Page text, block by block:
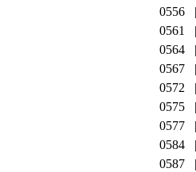
0556
0561
0564
0567
0572
0575
0577
0584
0587